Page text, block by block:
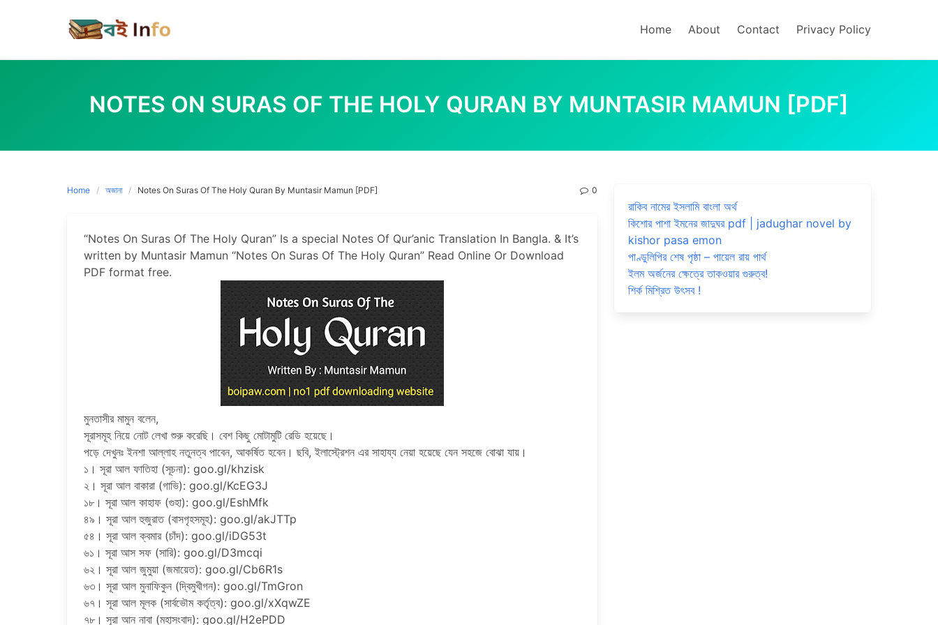
Home About Contact Privacy Policy
NOTES ON SURAS OF THE HOLY QURAN BY MUNTASIR MAMUN [PDF]
Home অজানা Notes On Suras Of The Holy Quran By Muntasir Mamun [PDF] 0
“Notes On Suras Of The Holy Quran” Is a special Notes Of Qur’anic Translation In Bangla. & It’s
written by Muntasir Mamun “Notes On Suras Of The Holy Quran” Read Online Or Download
PDF format free.
মুনতাসীর মামুন বলেন,
সূরাসমূহ নিয়ে নোট লেখা শুরু করেছি। বেশ কিছু মোটামুটি রেডি হয়েছে।
পড়ে দেখুনঃ ইনশা আল্লাহ নতুনত্ব পাবেন, আকর্ষিত হবেন। ছবি, ইলাস্ট্রেশন এর সাহায্য নেয়া হয়েছে যেন সহজে বোঝা যায়।
১। সূরা আল ফাতিহা (সূচনা): goo.gl/khzisk
২। সূরা আল বাকারা (গাভি): goo.gl/KcEG3J
১৮। সূরা আল কাহাফ (গুহা): goo.gl/EshMfk
৪৯। সূরা আল হুজুরাত (বাসগৃহসমূহ): goo.gl/akJTTp
৫৪। সূরা আল ক্বমার (চাঁদ): goo.gl/iDG53t
৬১। সূরা আস সফ (সারি): goo.gl/D3mcqi
৬২। সূরা আল জুমুয়া (জমায়েত): goo.gl/Cb6R1s
৬৩। সূরা আল মুনাফিকুন (দ্বিমুখীগন): goo.gl/TmGron
৬৭। সূরা আল মূলক (সার্বভৌম কর্তৃত্ব): goo.gl/xXqwZE
৭৮। সূরা আন নাবা (মহাসংবাদ): goo.gl/H2ePDD
রাকিব নামের ইসলামি বাংলা অর্থ
কিশোর পাশা ইমনের জাদুঘর pdf | jadughar novel by
kishor pasa emon
পাণ্ডুলিপির শেষ পৃষ্ঠা – পায়েল রায় পার্থ
ইলম অর্জনের ক্ষেত্রে তাকওয়ার গুরুত্ব!
শির্ক মিশ্রিত উৎসব !